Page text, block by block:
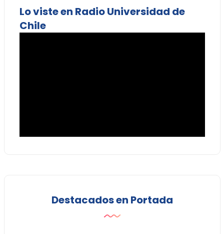
Lo viste en Radio Universidad de
Chile
Destacados en Portada